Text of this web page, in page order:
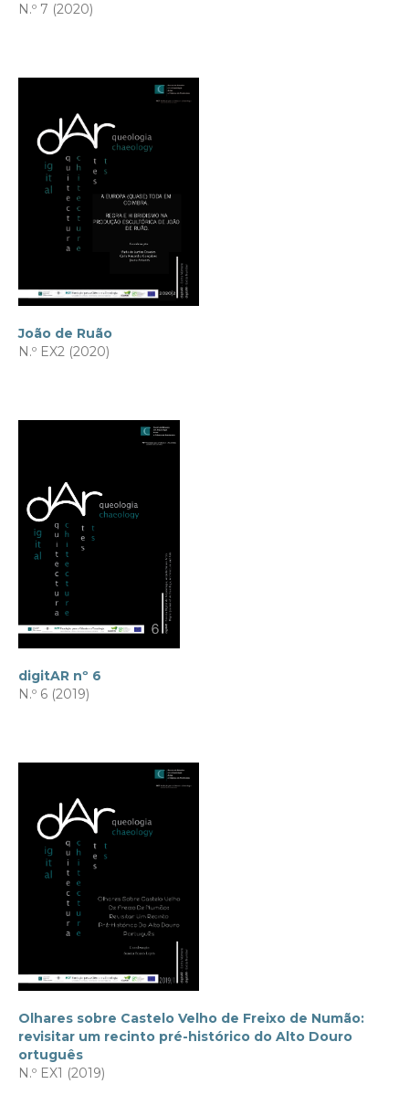
N.º 7 (2020)
João de Ruão
N.º EX2 (2020)
digitAR nº 6
N.º 6 (2019)
Olhares sobre Castelo Velho de Freixo de Numão:
revisitar um recinto pré-histórico do Alto Douro
ortuguês
N.º EX1 (2019)